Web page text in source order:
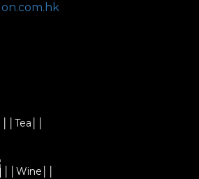
││Tea││
││Wine││